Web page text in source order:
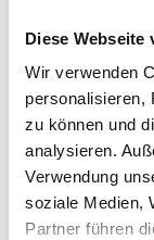
Diese Webseite
Wir verwenden
personalisieren,
zu können und
analysieren.
Verwendung
soziale Medien,
Partner führen
Hier zeigen
der
soziale
die